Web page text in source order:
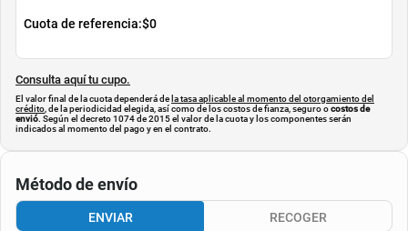
Cuota de referencia:$0
Consulta aquí tu cupo.
El valor final de la cuota dependerá de la tasa aplicable al momento del otorgamiento del
crédito , de la periodicidad elegida, así como de los costos de fianza, seguro ocostos de
envió. Según el decreto 1074 de 2015 el valor de la cuota y los componentes serán
indicados al momento del pago y en el contrato.
Método de envío
ENVIAR RECOGER